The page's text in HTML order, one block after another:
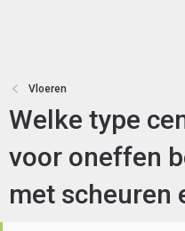
Vloeren
Welke type
voor oneffen
met scheuren